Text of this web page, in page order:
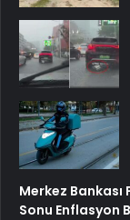
Merkez Bankası
Sonu Enflasyon